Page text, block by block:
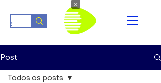
Post
Todos os posts
×